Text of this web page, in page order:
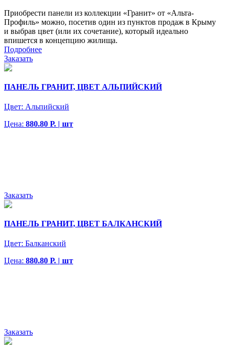
Приобрести панели из коллекции «Гранит» от «Альта-
Профиль» можно, посетив один из пунктов продаж в Крыму
и выбрав цвет (или их сочетание), который идеально
впишется в концепцию жилища.
Подробнее
Заказать
ПАНЕЛЬ ГРАНИТ, ЦВЕТ АЛЬПИЙСКИЙ
Цвет: Альпийский
Цена: 880.80 Р. | шт
Заказать
ПАНЕЛЬ ГРАНИТ, ЦВЕТ БАЛКАНСКИЙ
Цвет: Балканский
Цена: 880.80 Р. | шт
Заказать